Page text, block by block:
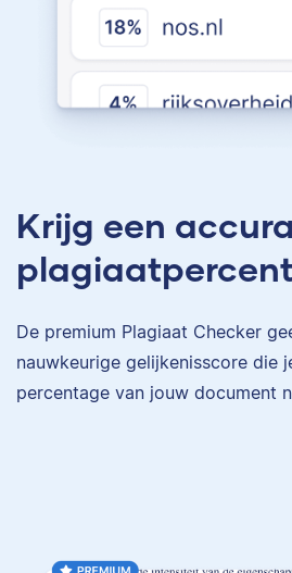
Krijg een
De premium Plagiaat Checker
nauwkeurige gelijkenisscore die
percentage van jouw document